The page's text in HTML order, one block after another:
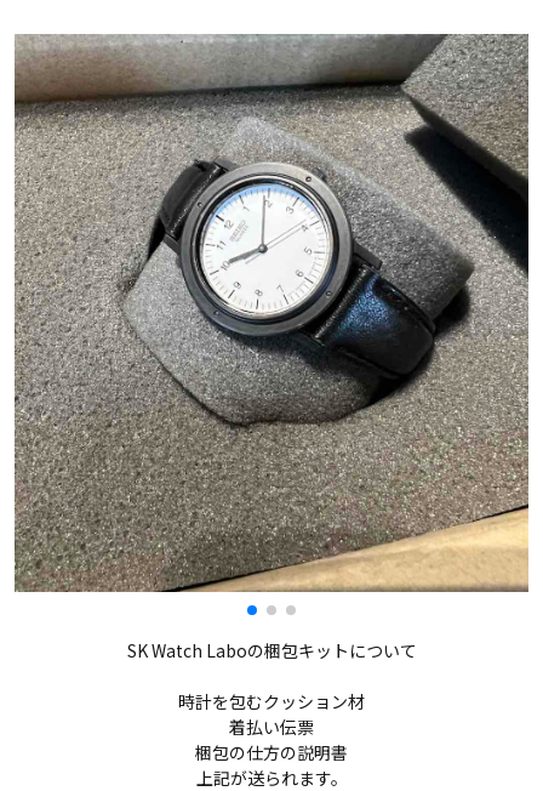
SK Watch Laboの梱包キットについて
時計を包むクッション材
着払い伝票
梱包の仕方の説明書
上記が送られます。